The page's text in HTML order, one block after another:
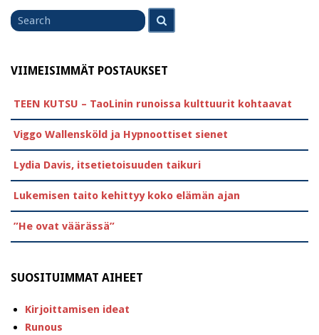
Search
for
VIIMEISIMMÄT POSTAUKSET
TEEN KUTSU – TaoLinin runoissa kulttuurit kohtaavat
Viggo Wallensköld ja Hypnoottiset sienet
Lydia Davis, itsetietoisuuden taikuri
Lukemisen taito kehittyy koko elämän ajan
”He ovat väärässä”
SUOSITUIMMAT AIHEET
Kirjoittamisen ideat
Runous